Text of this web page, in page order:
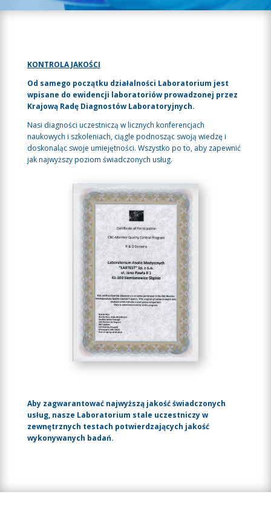
KONTROLA JAKOŚCI
Od samego początku działalności Laboratorium jest
wpisane do ewidencji laboratoriów prowadzonej przez
Krajową Radę Diagnostów Laboratoryjnych.
Nasi diagności uczestniczą w licznych konferencjach
naukowych i szkoleniach, ciągle podnosząc swoją wiedzę i
doskonaląc swoje umiejętności. Wszystko po to, aby zapewnić
jak najwyższy poziom świadczonych usług.
Aby zagwarantować najwyższą jakość świadczonych
usług, nasze Laboratorium stale uczestniczy w
zewnętrznych testach potwierdzających jakość
wykonywanych badań.